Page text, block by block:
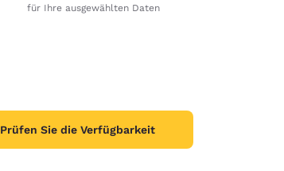
für Ihre ausgewählten Daten
Prüfen Sie die Verfügbarkeit